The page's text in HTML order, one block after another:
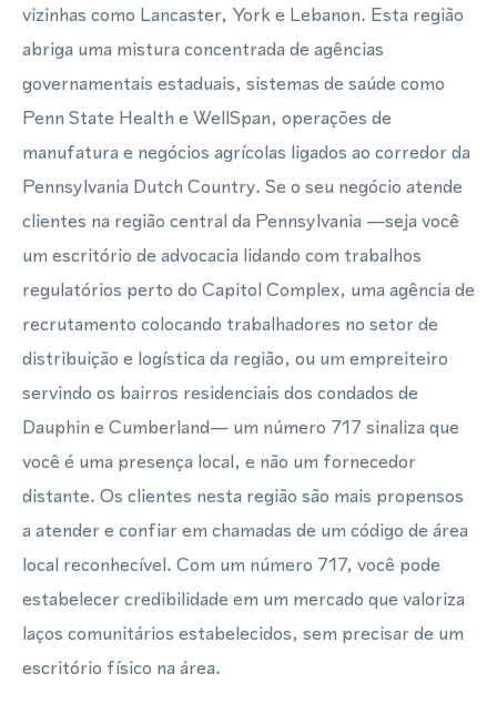
vizinhas como Lancaster, York e Lebanon. Esta região
abriga uma mistura concentrada de agências
governamentais estaduais, sistemas de saúde como
Penn State Health e WellSpan, operações de
manufatura e negócios agrícolas ligados ao corredor da
Pennsylvania Dutch Country. Se o seu negócio atende
clientes na região central da Pennsylvania —seja você
um escritório de advocacia lidando com trabalhos
regulatórios perto do Capitol Complex, uma agência de
recrutamento colocando trabalhadores no setor de
distribuição e logística da região, ou um empreiteiro
servindo os bairros residenciais dos condados de
Dauphin e Cumberland— um número 717 sinaliza que
você é uma presença local, e não um fornecedor
distante. Os clientes nesta região são mais propensos
a atender e confiar em chamadas de um código de área
local reconhecível. Com um número 717, você pode
estabelecer credibilidade em um mercado que valoriza
laços comunitários estabelecidos, sem precisar de um
escritório físico na área.